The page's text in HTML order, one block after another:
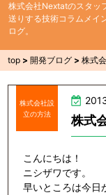
株式会社Nextatのスタッ
送りする技術コラムメイ
ログ。
top >開発ブログ >株式
株式会社設
立の方法
株式
こんにちは！
ニシザワです。
早いところは今日